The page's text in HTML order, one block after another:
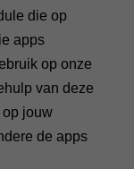
die op
apps
op onze
van deze
jouw
de apps